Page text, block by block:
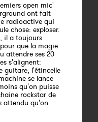
open mic'
ont fait
radioactive qui
chose: exploser.
il a toujours
que la magie
attendre ses 20
s'alignent:
guitare, l'étincelle
se lance
qu'on puisse
rockstar de
attendu qu'on